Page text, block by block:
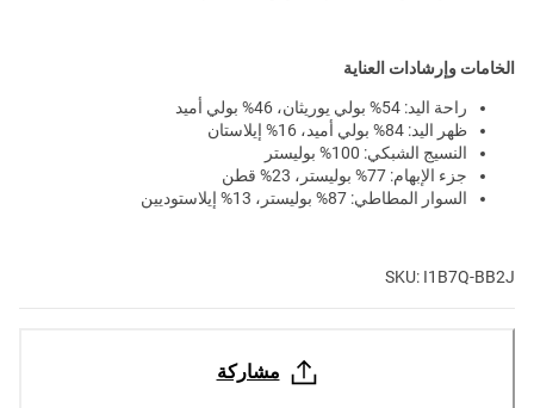
الخامات وإرشادات العناية
راحة اليد: 54% بولي يوريثان، 46% بولي أميد
ظهر اليد: 84% بولي أميد، 16% إيلاستان
النسيج الشبكي: 100% بوليستر
جزء الإبهام: 77% بوليستر، 23% قطن
السوار المطاطي: 87% بوليستر، 13% إيلاستوديين
SKU: I1B7Q-BB2J
مشاركة